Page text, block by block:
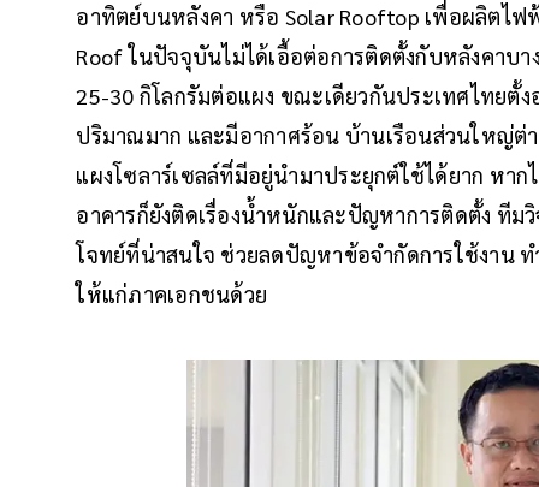
อาทิตย์บนหลังคา หรือ Solar Rooftop เพื่อผลิตไฟ
Roof ในปัจจุบันไม่ได้เอื้อต่อการติดตั้งกับหลังคาบ
25-30 กิโลกรัมต่อแผง ขณะเดียวกันประเทศไทยตั้
ปริมาณมาก และมีอากาศร้อน บ้านเรือนส่วนใหญ่
แผงโซลาร์เซลล์ที่มีอยู่นำมาประยุกต์ใช้ได้ยาก หา
อาคารก็ยังติดเรื่องน้ำหนักและปัญหาการติดตั้ง ทีม
โจทย์ที่น่าสนใจ ช่วยลดปัญหาข้อจำกัดการใช้งาน ท
ให้แก่ภาคเอกชนด้วย